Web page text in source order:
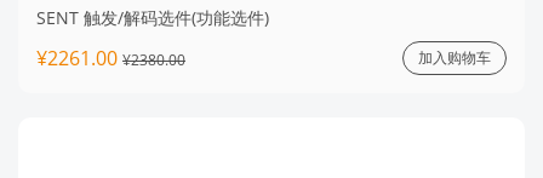
SENT 触发/解码选件(功能选件)
¥2261.00 ¥2380.00 加入购物车